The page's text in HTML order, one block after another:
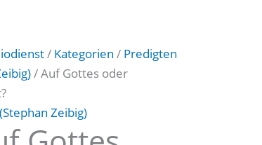
/ Kategorien / Predigten
/ Auf Gottes oder
Zeibig)